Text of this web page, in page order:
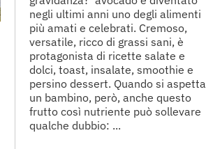
negli ultimi anni uno degli alimenti
più amati e celebrati. Cremoso,
versatile, ricco di grassi sani, è
protagonista di ricette salate e
dolci, toast, insalate, smoothie e
persino dessert. Quando si aspetta
un bambino, però, anche questo
frutto così nutriente può sollevare
qualche dubbio: ...